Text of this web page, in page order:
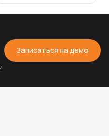
Записаться на демо